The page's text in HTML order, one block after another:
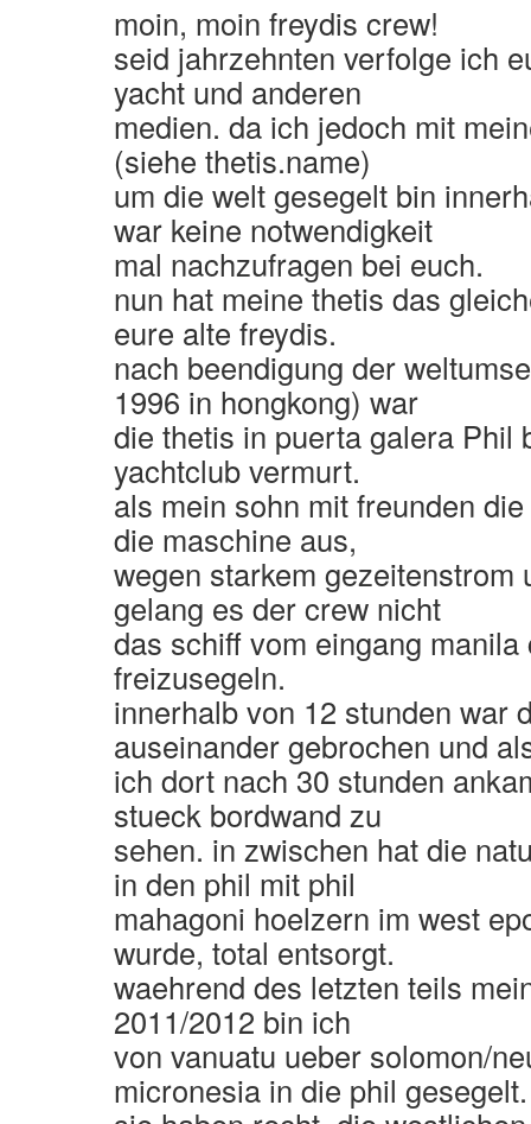
moin, moin freydis crew!
seid jahrzehnten verfolge ich
yacht und anderen
medien. da ich jedoch mit
(siehe thetis.name)
um die welt gesegelt bin
war keine notwendigkeit
mal nachzufragen bei euch.
nun hat meine thetis das
eure alte freydis.
nach beendigung der
1996 in hongkong) war
die thetis in puerta galera Phil
yachtclub vermurt.
als mein sohn mit freunden
die maschine aus,
wegen starkem gezeitenstrom
gelang es der crew nicht
das schiff vom eingang manila
freizusegeln.
innerhalb von 12 stunden war
auseinander gebrochen und
ich dort nach 30 stunden
stueck bordwand zu
sehen. in zwischen hat die
in den phil mit phil
mahagoni hoelzern im west
wurde, total entsorgt.
waehrend des letzten teils
2011/2012 bin ich
von vanuatu ueber solomon/
micronesia in die phil gesegelt.